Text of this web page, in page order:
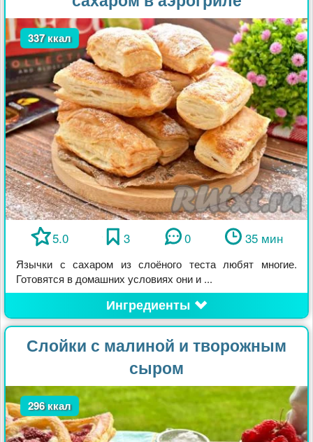
337 ккал
5.0 3 0 35 мин
Язычки с сахаром из слоёного теста любят многие.
Готовятся в домашних условиях они и ...
Ингредиенты
Слойки с малиной и творожным
сыром
296 ккал